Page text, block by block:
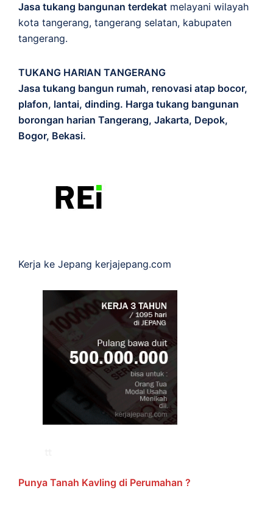
Jasa tukang bangunan terdekat melayani wilayah
kota tangerang, tangerang selatan, kabupaten
tangerang.
TUKANG HARIAN TANGERANG
Jasa tukang bangun rumah, renovasi atap bocor,
plafon, lantai, dinding. Harga tukang bangunan
borongan harian Tangerang, Jakarta, Depok,
Bogor, Bekasi.
Kerja ke Jepang kerjajepang.com
Punya Tanah Kavling di Perumahan ?